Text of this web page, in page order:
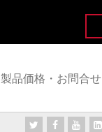
製品価格・お問合せ